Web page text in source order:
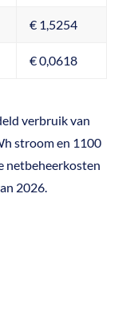
€ 1,5254
€ 0,0618
verbruik van
stroom en 1100
netbeheerkosten
2026.